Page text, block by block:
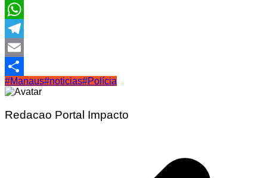
Facebook
WhatsApp
Telegram
Email
Share
#Manaus#noticias#Polícia
Redacao Portal Impacto